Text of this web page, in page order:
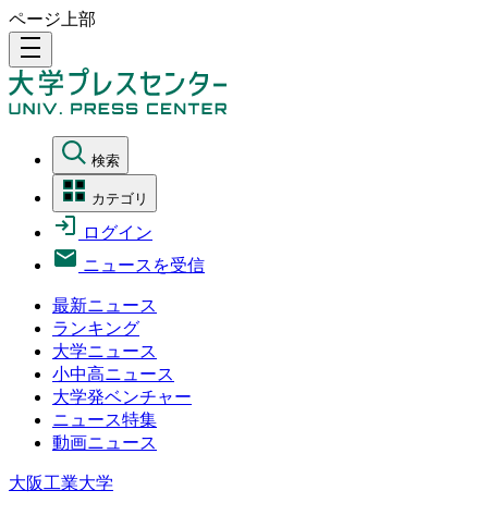
ページ上部
density_medium
検索
カテゴリ
ログイン
ニュースを受信
最新ニュース
ランキング
大学ニュース
小中高ニュース
大学発ベンチャー
ニュース特集
動画ニュース
大阪工業大学